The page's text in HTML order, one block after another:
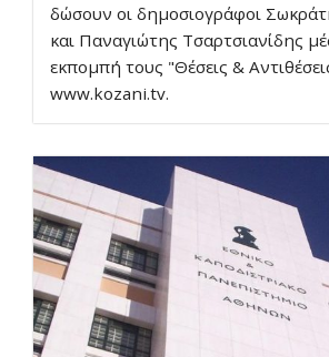
δώσουν οι δημοσιογράφοι
και Παναγιώτης Τσαρτσιανίδης
εκπομπή τους "Θέσεις &
www.kozani.tv.